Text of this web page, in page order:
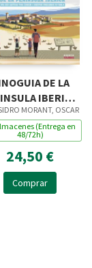
DE LA
IBERICA.
UNA GUIA
PARA
CONOCER A
NUESTROS DIN
MORANT, OSCAR
(Entrega en
48/72h)
24,50 €
Comprar